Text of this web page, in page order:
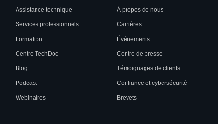
Assistance technique
Services professionnels
Formation
Centre TechDoc
Blog
Podcast
Webinaires
À propos de nous
Carrières
Événements
Centre de presse
Témoignages de clients
Confiance et cybersécurité
Brevets